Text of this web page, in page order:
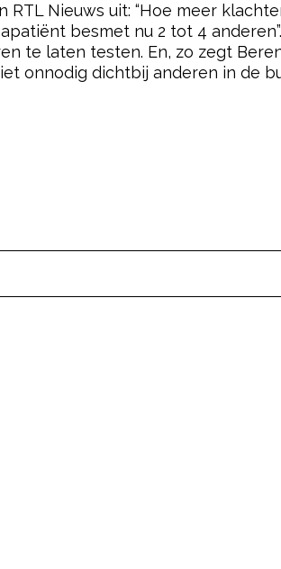
RTL Nieuws uit: “Hoe meer
besmet nu 2 tot 4
te laten testen. En, zo zegt
onnodig dichtbij anderen in de